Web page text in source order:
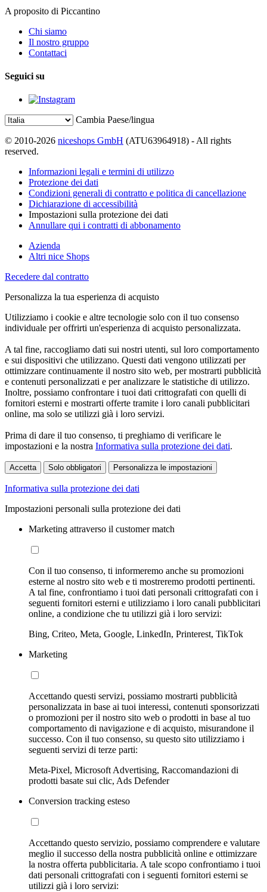
A proposito di Piccantino
Chi siamo
Il nostro gruppo
Contattaci
Seguici su
Cambia Paese/lingua
© 2010-2026 niceshops GmbH (ATU63964918) - All rights
reserved.
Informazioni legali e termini di utilizzo
Protezione dei dati
Condizioni generali di contratto e politica di cancellazione
Dichiarazione di accessibilità
Impostazioni sulla protezione dei dati
Annullare qui i contratti di abbonamento
Azienda
Altri nice Shops
Recedere dal contratto
Personalizza la tua esperienza di acquisto
Utilizziamo i cookie e altre tecnologie solo con il tuo consenso
individuale per offrirti un'esperienza di acquisto personalizzata.
A tal fine, raccogliamo dati sui nostri utenti, sul loro comportamento
e sui dispositivi che utilizzano. Questi dati vengono utilizzati per
ottimizzare continuamente il nostro sito web, per mostrarti pubblicità
e contenuti personalizzati e per analizzare le statistiche di utilizzo.
Inoltre, possiamo confrontare i tuoi dati crittografati con quelli di
fornitori esterni e mostrarti offerte tramite i loro canali pubblicitari
online, ma solo se utilizzi già i loro servizi.
Prima di dare il tuo consenso, ti preghiamo di verificare le
impostazioni e la nostra Informativa sulla protezione dei dati.
Accetta Solo obbligatori Personalizza le impostazioni
Informativa sulla protezione dei dati
Impostazioni personali sulla protezione dei dati
Marketing attraverso il customer match
Con il tuo consenso, ti informeremo anche su promozioni
esterne al nostro sito web e ti mostreremo prodotti pertinenti.
A tal fine, confrontiamo i tuoi dati personali crittografati con i
seguenti fornitori esterni e utilizziamo i loro canali pubblicitari
online, a condizione che tu utilizzi già i loro servizi:
Bing, Criteo, Meta, Google, LinkedIn, Printerest, TikTok
Marketing
Accettando questi servizi, possiamo mostrarti pubblicità
personalizzata in base ai tuoi interessi, contenuti sponsorizzati
o promozioni per il nostro sito web o prodotti in base al tuo
comportamento di navigazione e di acquisto, misurandone il
successo. Con il tuo consenso, su questo sito utilizziamo i
seguenti servizi di terze parti:
Meta-Pixel, Microsoft Advertising, Raccomandazioni di
prodotti basate sui clic, Ads Defender
Conversion tracking esteso
Accettando questo servizio, possiamo comprendere e valutare
meglio il successo della nostra pubblicità online e ottimizzare
la nostra offerta pubblicitaria. A tale scopo confrontiamo i tuoi
dati personali crittografati con i seguenti fornitori esterni se
utilizzi già i loro servizi: